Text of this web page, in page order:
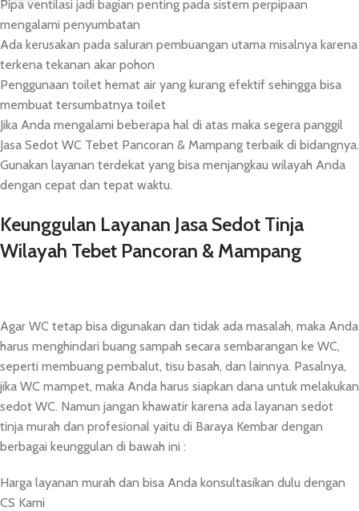
Pipa ventilasi jadi bagian penting pada sistem perpipaan
mengalami penyumbatan
Ada kerusakan pada saluran pembuangan utama misalnya karena
terkena tekanan akar pohon
Penggunaan toilet hemat air yang kurang efektif sehingga bisa
membuat tersumbatnya toilet
Jika Anda mengalami beberapa hal di atas maka segera panggil
Jasa Sedot WC Tebet Pancoran & Mampang terbaik di bidangnya.
Gunakan layanan terdekat yang bisa menjangkau wilayah Anda
dengan cepat dan tepat waktu.
Keunggulan Layanan Jasa Sedot Tinja
Wilayah Tebet Pancoran & Mampang
Agar WC tetap bisa digunakan dan tidak ada masalah, maka Anda
harus menghindari buang sampah secara sembarangan ke WC,
seperti membuang pembalut, tisu basah, dan lainnya. Pasalnya,
jika WC mampet, maka Anda harus siapkan dana untuk melakukan
sedot WC. Namun jangan khawatir karena ada layanan sedot
tinja murah dan profesional yaitu di Baraya Kembar dengan
berbagai keunggulan di bawah ini :
Harga layanan murah dan bisa Anda konsultasikan dulu dengan
CS Kami